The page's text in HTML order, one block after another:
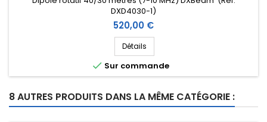
DXD4030-1)
Prix
520,00 €
Détails
 Sur commande
8 AUTRES PRODUITS DANS LA MÊME CATÉGORIE :